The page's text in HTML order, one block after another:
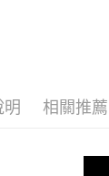
明 相關推薦